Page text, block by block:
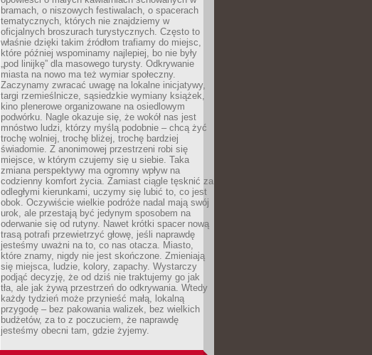
bramach, o niszowych festiwalach, o spacerach
tematycznych, których nie znajdziemy w
oficjalnych broszurach turystycznych. Często to
właśnie dzięki takim źródłom trafiamy do miejsc,
które później wspominamy najlepiej, bo nie były
„pod linijkę” dla masowego turysty. Odkrywanie
miasta na nowo ma też wymiar społeczny.
Zaczynamy zwracać uwagę na lokalne inicjatywy,
targi rzemieślnicze, sąsiedzkie wymiany książek,
kino plenerowe organizowane na osiedlowym
podwórku. Nagle okazuje się, że wokół nas jest
mnóstwo ludzi, którzy myślą podobnie – chcą żyć
trochę wolniej, trochę bliżej, trochę bardziej
świadomie. Z anonimowej przestrzeni robi się
miejsce, w którym czujemy się u siebie. Taka
zmiana perspektywy ma ogromny wpływ na
codzienny komfort życia. Zamiast ciągle tęsknić za
odległymi kierunkami, uczymy się lubić to, co jest
obok. Oczywiście wielkie podróże nadal mają swój
urok, ale przestają być jedynym sposobem na
oderwanie się od rutyny. Nawet krótki spacer nową
trasą potrafi przewietrzyć głowę, jeśli naprawdę
jesteśmy uważni na to, co nas otacza. Miasto,
które znamy, nigdy nie jest skończone. Zmieniają
się miejsca, ludzie, kolory, zapachy. Wystarczy
podjąć decyzję, że od dziś nie traktujemy go jak
tła, ale jak żywą przestrzeń do odkrywania. Wtedy
każdy tydzień może przynieść małą, lokalną
przygodę – bez pakowania walizek, bez wielkich
budżetów, za to z poczuciem, że naprawdę
jesteśmy obecni tam, gdzie żyjemy.